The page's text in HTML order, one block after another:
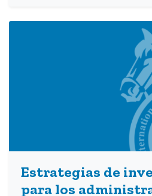
Estrategias de
para los